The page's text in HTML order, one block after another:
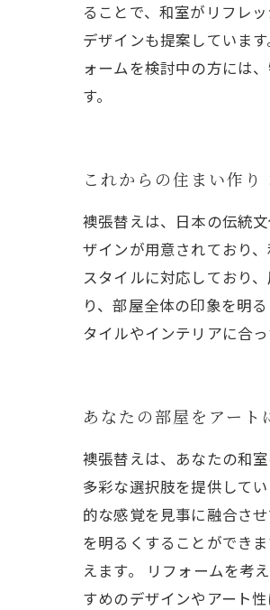
ることで、和室がリフレ
デザインも提案していま
ォームを検討中の方には
す。
これからの住まい作
襖張替えは、日本の伝統
ザインが用意されており
スタイルに対応しており
り、部屋全体の印象を明
タイルやインテリアに合
あなたの部屋をアート
襖張替えは、あなたの和
多彩な選択肢を提供して
的な感覚を見事に融合さ
を明るくすることができ
えます。 リフォームを考
すめのデザインやアート